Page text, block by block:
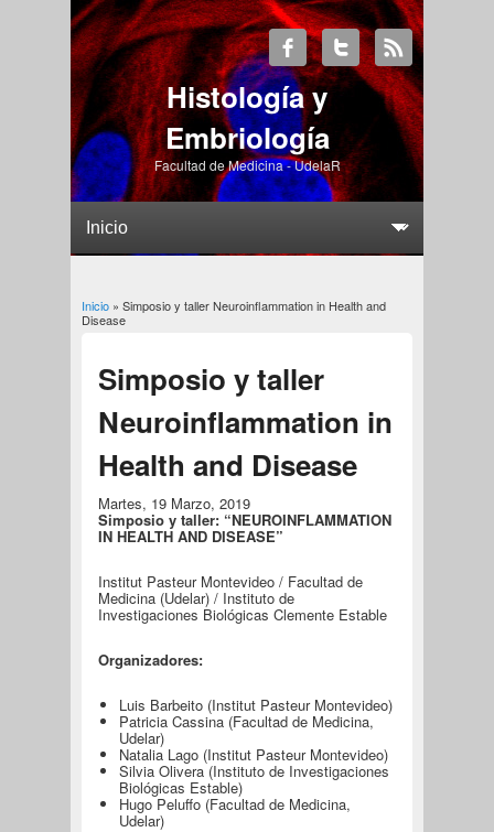
Histología y
Embriología
Facultad de Medicina - UdelaR
Usted está aquí
Inicio» Simposio y taller Neuroinflammation in Health and
Disease
Simposio y taller
Neuroinflammation in
Health and Disease
Martes, 19 Marzo, 2019
Simposio y taller: “NEUROINFLAMMATION
IN HEALTH AND DISEASE”
Institut Pasteur Montevideo / Facultad de
Medicina (Udelar) / Instituto de
Investigaciones Biológicas Clemente Estable
Organizadores:
Luis Barbeito (Institut Pasteur Montevideo)
Patricia Cassina (Facultad de Medicina,
Udelar)
Natalia Lago (Institut Pasteur Montevideo)
Silvia Olivera (Instituto de Investigaciones
Biológicas Estable)
Hugo Peluffo (Facultad de Medicina,
Udelar)